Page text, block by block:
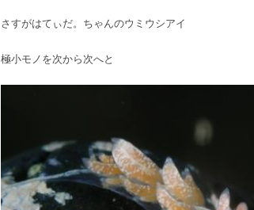
ダ
イ
さすがはてぃだ。ちゃんのウミウシアイ
極小モノを次から次へと